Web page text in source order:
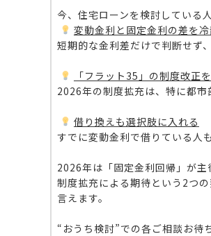
今、住宅ローンを検討している
変動金利と固定金利の差を
短期的な金利差だけで判断せず
「フラット35」の制度改正
2026年の制度拡充は、特に都市
借り換えも選択肢に入れる
すでに変動金利で借りている人
2026年は「固定金利回帰」が主
制度拡充による期待という2つの
言えます。
“おうち検討”での各ご相談お待